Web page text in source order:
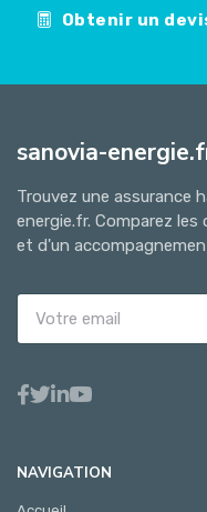
Obtenir un
sanovia-
Trouvez une assurance
energie.fr. Comparez
et d'un
NAVIGATION